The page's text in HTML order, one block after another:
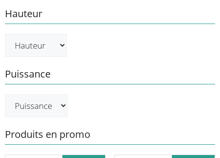
Hauteur
Puissance
Produits en promo